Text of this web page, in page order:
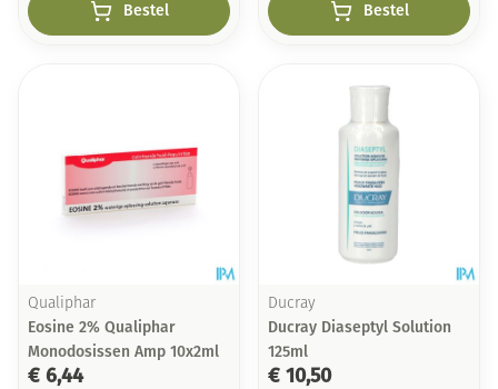
Bestel Bestel
Qualiphar
Eosine 2% Qualiphar
Monodosissen Amp 10x2ml
€ 6,44
Ducray
Ducray Diaseptyl Solution
125ml
€ 10,50